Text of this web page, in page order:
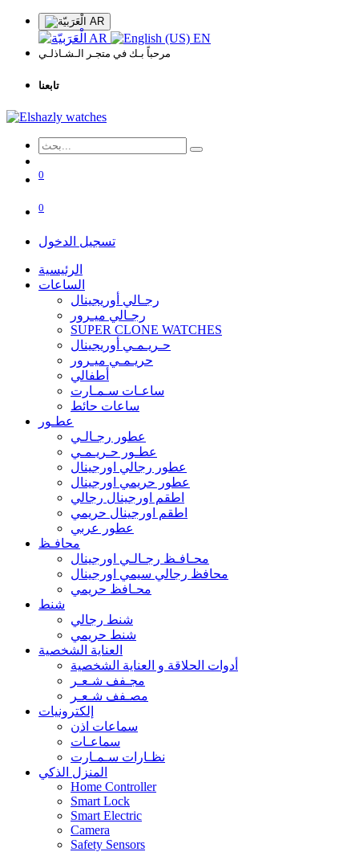
AR
AR EN
مرحباً بـك في متجـر الـشـاذلـي
تابعنا
0
0
تسجيل الدخول
الرئيسية
الساعات
رجـالي أوريجينال
رجـالي ميـرور
SUPER CLONE WATCHES
حـريـمـي أوريجينال
حريـمـي ميـرور
أطفالي
ساعـات سـمـارت
ساعات حائط
عطـور
عطور رجـالـي
عطـور حـريـمـي
عطور رجالي اورجينال
عطور حريمي اورجينال
اطقم اورجينال رجالي
اطقم اورجينال حريمي
عطور عربي
محافـظ
محـافـظ رجـالـي اورجينال
محافظ رجالي سيمي اورجينال
محـافظ حريمي
شنط
شنط رجالي
شنط حريمي
العناية الشخصية
أدوات الحلاقة و العناية الشخصية
مجـفف شـعـر
مصـفف شـعـر
إلكترونيات
سماعات اذن
سماعـات
نظـارات سـمـارت
المنزل الذكي
Home Controller
Smart Lock
Smart Electric
Camera
Safety Sensors